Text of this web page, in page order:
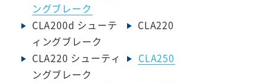
ングブレーク
CLA200d シューテ
ィングブレーク
CLA220
CLA220 シューティ
ングブレーク
CLA250